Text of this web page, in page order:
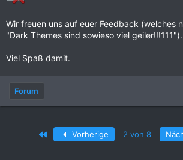
Wir freuen uns auf euer Feedback (welches
"Dark Themes sind sowieso viel geiler!!!111").
Viel Spaß damit.
Forum
Erste Vorherige 2 von 8